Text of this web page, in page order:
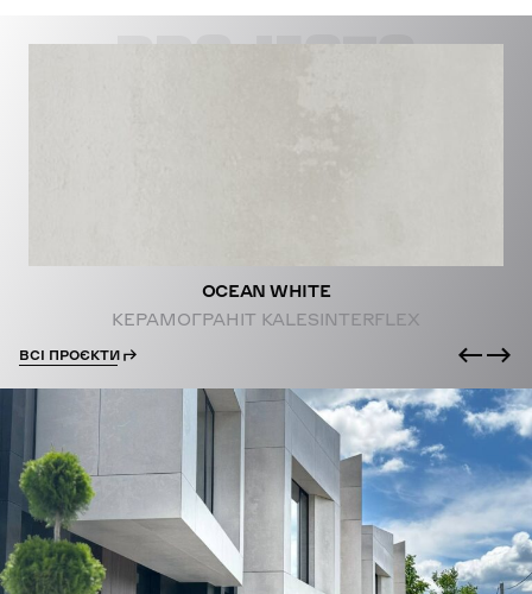
PROJECTS
OCEAN WHITE
КЕРАМОГРАНІТ KALESINTERFLEX
ВСІ ПРОЄКТИ